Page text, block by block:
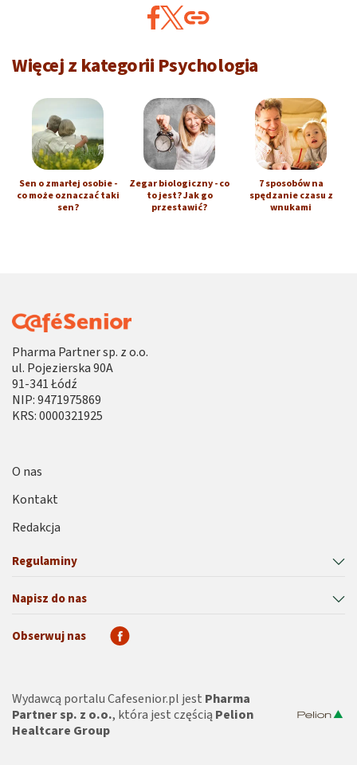
Więcej z kategorii Psychologia
Sen o zmarłej osobie -
co może oznaczać taki
sen?
Zegar biologiczny - co
to jest? Jak go
przestawić?
7 sposobów na
spędzanie czasu z
wnukami
Pharma Partner sp. z o.o.
ul. Pojezierska 90A
91-341 Łódź
NIP: 9471975869
KRS: 0000321925
Regulaminy
Napisz do nas
O nas
Kontakt
Redakcja
Obserwuj nas
Wydawcą portalu Cafesenior.pl jest Pharma
Partner sp. z o.o., która jest częścią Pelion
Healtcare Group